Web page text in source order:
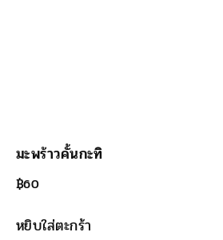
มะพร้าวคั้นกะทิ
฿60
หยิบใส่ตะกร้า